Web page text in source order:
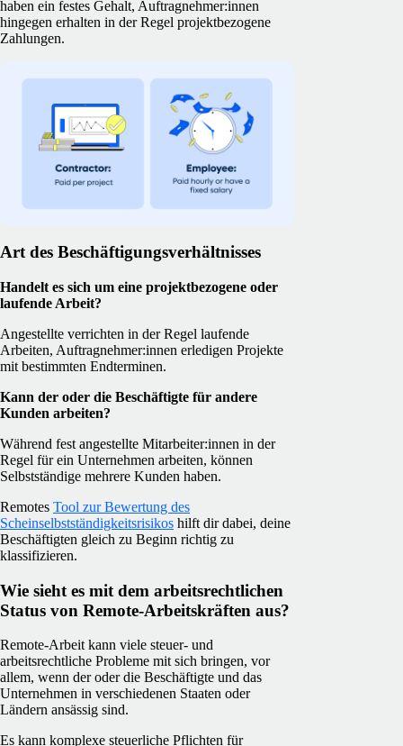
haben ein festes Gehalt, Auftragnehmer:innen
hingegen erhalten in der Regel projektbezogene
Zahlungen.
Art des Beschäftigungsverhältnisses
Handelt es sich um eine projektbezogene oder
laufende Arbeit?
Angestellte verrichten in der Regel laufende
Arbeiten, Auftragnehmer:innen erledigen Projekte
mit bestimmten Endterminen.
Kann der oder die Beschäftigte für andere
Kunden arbeiten?
Während fest angestellte Mitarbeiter:innen in der
Regel für ein Unternehmen arbeiten, können
Selbstständige mehrere Kunden haben.
Remotes Tool zur Bewertung des
Scheinselbstständigkeitsrisikos hilft dir dabei, deine
Beschäftigten gleich zu Beginn richtig zu
klassifizieren.
Wie sieht es mit dem arbeitsrechtlichen
Status von Remote-Arbeitskräften aus?
Remote-Arbeit kann viele steuer- und
arbeitsrechtliche Probleme mit sich bringen, vor
allem, wenn der oder die Beschäftigte und das
Unternehmen in verschiedenen Staaten oder
Ländern ansässig sind.
Es kann komplexe steuerliche Pflichten für